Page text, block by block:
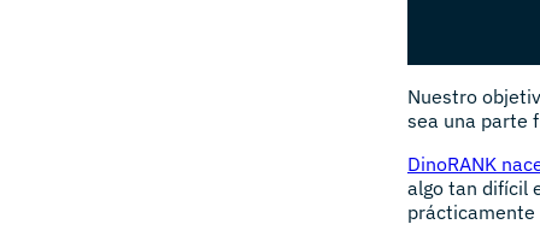
Nuestro
sea una parte
DinoRANK
algo tan difícil